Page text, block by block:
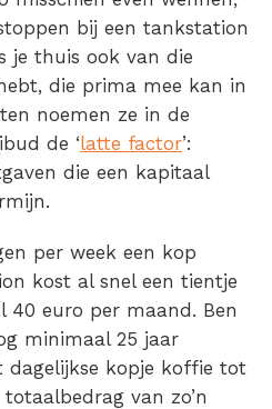
bij een tankstation
je thuis ook van die
die prima mee kan in
noemen ze in de
de ‘latte factor’:
die een kapitaal
per week een kop
kost al snel een tientje
40 euro per maand. Ben
minimaal 25 jaar
kopje koffie tot
van zo’n